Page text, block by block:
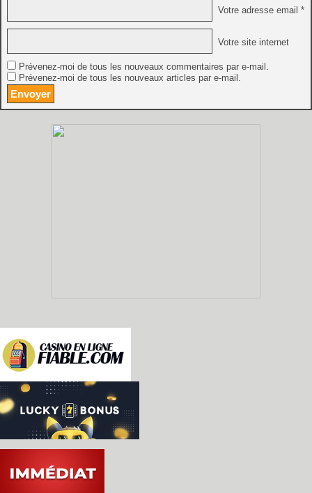
Votre adresse email *
Votre site internet
Prévenez-moi de tous les nouveaux commentaires par e-mail.
Prévenez-moi de tous les nouveaux articles par e-mail.